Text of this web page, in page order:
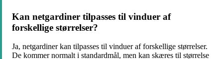
Kan netgardiner tilpasses til vinduer af
forskellige størrelser?
Ja, netgardiner kan tilpasses til vinduer af forskellige størrelser.
De kommer normalt i standardmål, men kan skæres til størrelse